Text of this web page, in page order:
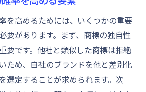
を高めるためには、いくつかの重要
要があります。まず、商標の独自性
要です。他社と類似した商標は拒絶
ため、自社のブランドを他と差別化
選定することが求められます。次